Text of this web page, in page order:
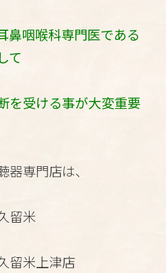
鼻咽喉科専門医である
て
を受ける事が大変重要
専門店は、
留米
留米上津店